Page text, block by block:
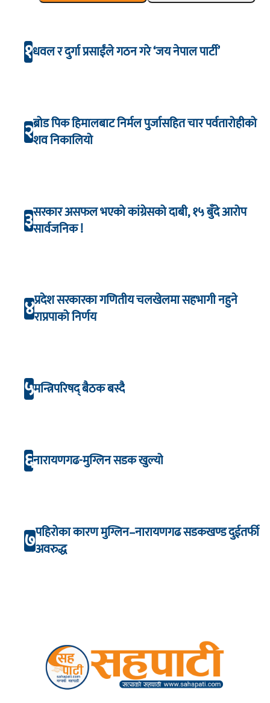
१धवल र दुर्गा प्रसाईंले गठन गरे ‘जय नेपाल पार्टी’
२ब्रोड पिक हिमालबाट निर्मल पुर्जासहित चार पर्वतारोहीको
शव निकालियो
३सरकार असफल भएको कांग्रेसको दाबी, १५ बुँदे आरोप
सार्वजनिक !
४प्रदेश सरकारका गणितीय चलखेलमा सहभागी नहुने
राप्रपाको निर्णय
५मन्त्रिपरिषद् बैठक बस्दै
६नारायणगढ-मुग्लिन सडक खुल्यो
७पहिरोका कारण मुग्लिन–नारायणगढ सडकखण्ड दुईतर्फी
अवरुद्ध